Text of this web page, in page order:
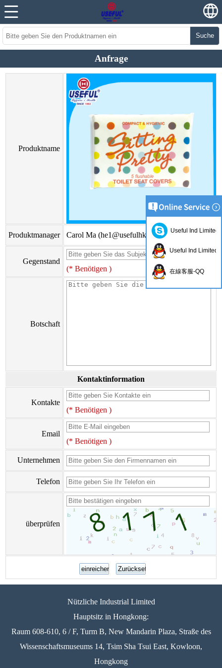
Suche
Anfrage
Produktname
Produktmanager Carol Ma (he1@usefulhk.com)
Gegenstand
(* Benötigen )
Botschaft
Kontaktinformation
Kontakte
(* Benötigen )
Email
(* Benötigen )
Unternehmen
Telefon
überprüfen
Nützliche Industrial Limited
Hauptsitz in Hongkong:
Raum 608-610, 6 / F, Turm B, New Mandarin Plaza, Straße des
Wissenschaftsmuseums 14, Tsim Sha Tsui East, Kowloon,
Hongkong
Useful Ind Limited
Useful Ind Limited
在線客服-QQ